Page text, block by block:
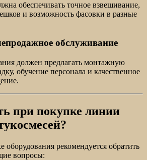
обеспечивать точное взвешивание,
и возможность фасовки в разные
обслуживание
должен предлагать монтажную
обучение персонала и качественное
при покупке линии
рекомендуется обратить
вопросы: